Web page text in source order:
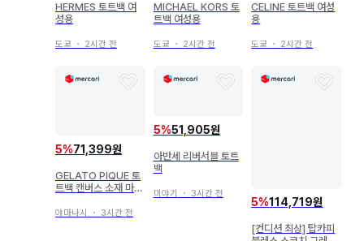
HERMES 토트백 여
성용
도쿄 ・ 2시간 전
MICHAEL KORS 토
트백 여성용
도쿄 ・ 2시간 전
CELINE 토트백 여성
용
도쿄 ・ 2시간 전
5%71,399원
GELATO PIQUE 토
트백 캔버스 소재 마더
야마나시 ・ 3시간 전
5%51,905원
아반세 리버서블 토트
백
미야기 ・ 3시간 전
5%114,719원
[컨디션 최상] 탑카피